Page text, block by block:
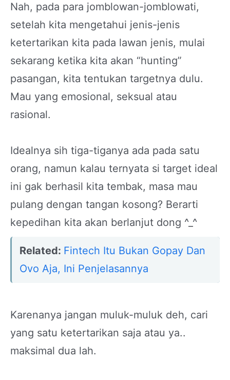
Nah, pada para jomblowan-jomblowati,
setelah kita mengetahui jenis-jenis
ketertarikan kita pada lawan jenis, mulai
sekarang ketika kita akan “hunting”
pasangan, kita tentukan targetnya dulu.
Mau yang emosional, seksual atau
rasional.
Idealnya sih tiga-tiganya ada pada satu
orang, namun kalau ternyata si target ideal
ini gak berhasil kita tembak, masa mau
pulang dengan tangan kosong? Berarti
kepedihan kita akan berlanjut dong ^_^
Related: Fintech Itu Bukan Gopay Dan
Ovo Aja, Ini Penjelasannya
Karenanya jangan muluk-muluk deh, cari
yang satu ketertarikan saja atau ya..
maksimal dua lah.